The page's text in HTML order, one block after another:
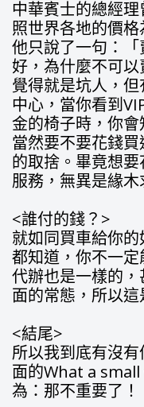
中華賓士的總經
照世界各地的價
他只說了一句：
好，為什麼不可
覺得就是坑人，
中心，當你看到
金的椅子時，你會
當然要不要花錢
的取捨。畢竟想
服務，無異是緣木
<誰付的錢？>
就如同買車給你
都知道，你不一
代辦也是一樣的
面的常態，所以這
<結尾>
所以我到底有沒
面的What a
為：那不重要了！